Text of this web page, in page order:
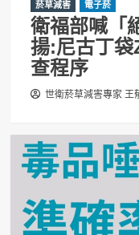
菸草減害
電子菸
衛福部喊「
揚:尼古丁袋
查程序
世衛菸草減害專家 王